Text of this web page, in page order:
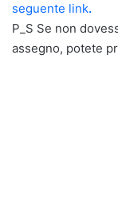
seguente link.
P_S Se non
assegno, potete